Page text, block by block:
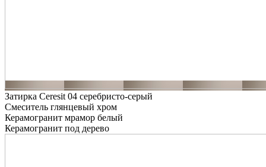
Затирка Ceresit 04 серебристо-серый
Смеситель глянцевый хром
Керамогранит мрамор белый
Керамогранит под дерево